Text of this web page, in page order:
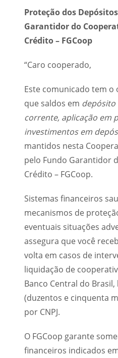
Proteção dos
Garantidor do
Crédito – FGCoop
“Caro cooperado,
Este comunicado tem
que saldos em depósito
corrente, aplicação em
investimentos em
mantidos nesta
pelo Fundo Garantidor
Crédito – FGCoop.
Sistemas financeiros
mecanismos de
eventuais situações
assegura que você
volta em casos de
liquidação de
Banco Central do
(duzentos e cinquenta
por CNPJ.
O FGCoop garante
financeiros indicados